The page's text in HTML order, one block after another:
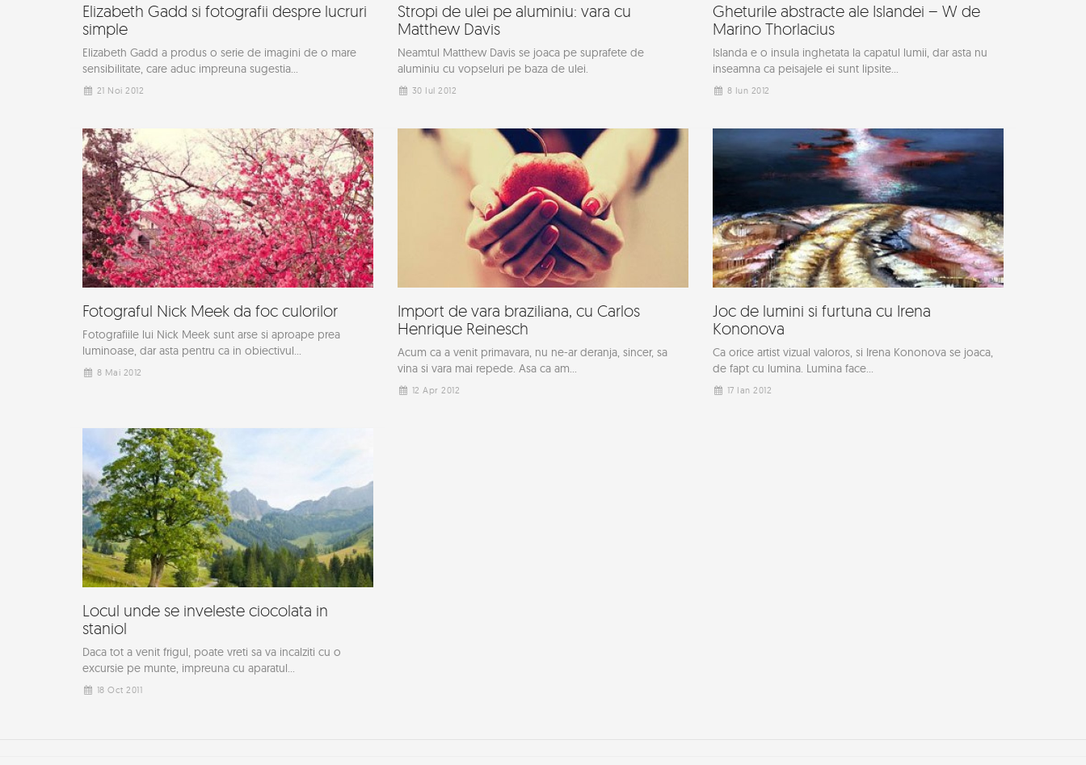
Elizabeth Gadd si fotografii despre lucruri
simple
Elizabeth Gadd a produs o serie de imagini de o mare
sensibilitate, care aduc impreuna sugestia...
21 Noi 2012
Stropi de ulei pe aluminiu: vara cu
Matthew Davis
Neamtul Matthew Davis se joaca pe suprafete de
aluminiu cu vopseluri pe baza de ulei.
30 Iul 2012
Gheturile abstracte ale Islandei – W de
Marino Thorlacius
Islanda e o insula inghetata la capatul lumii, dar asta nu
inseamna ca peisajele ei sunt lipsite...
8 Iun 2012
Fotograful Nick Meek da foc culorilor
Fotografiile lui Nick Meek sunt arse si aproape prea
luminoase, dar asta pentru ca in obiectivul...
8 Mai 2012
Import de vara braziliana, cu Carlos
Henrique Reinesch
Acum ca a venit primavara, nu ne-ar deranja, sincer, sa
vina si vara mai repede. Asa ca am...
12 Apr 2012
Joc de lumini si furtuna cu Irena
Kononova
Ca orice artist vizual valoros, si Irena Kononova se joaca,
de fapt cu lumina. Lumina face...
17 Ian 2012
Locul unde se inveleste ciocolata in
staniol
Daca tot a venit frigul, poate vreti sa va incalziti cu o
excursie pe munte, impreuna cu aparatul...
18 Oct 2011